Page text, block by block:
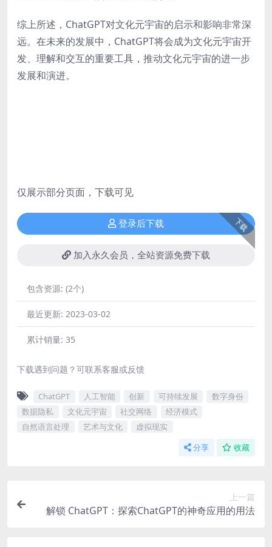
综上所述，ChatGPT对文化元宇宙的启示和影响非常深
远。在未来的发展中，ChatGPT将会成为文化元宇宙开
发、理解和交互的重要工具，推动文化元宇宙的进一步
发展和演进。
仅展示部分页面，下载可见
下载
登录后下载
加入永久会员，全站资源免费下载
包含资源: (2个)
最近更新: 2023-03-02
累计销量: 35
下载遇到问题？可联系客服或反馈
ChatGPT 人工智能 创新 可持续发展
数字身份
数据隐私
文化元宇宙 社交网络
经济模式
自然语言处理
艺术与文化 虚拟现实
分享 收藏
上一篇
解锁 ChatGPT：探索ChatGPT的神奇应用的用法